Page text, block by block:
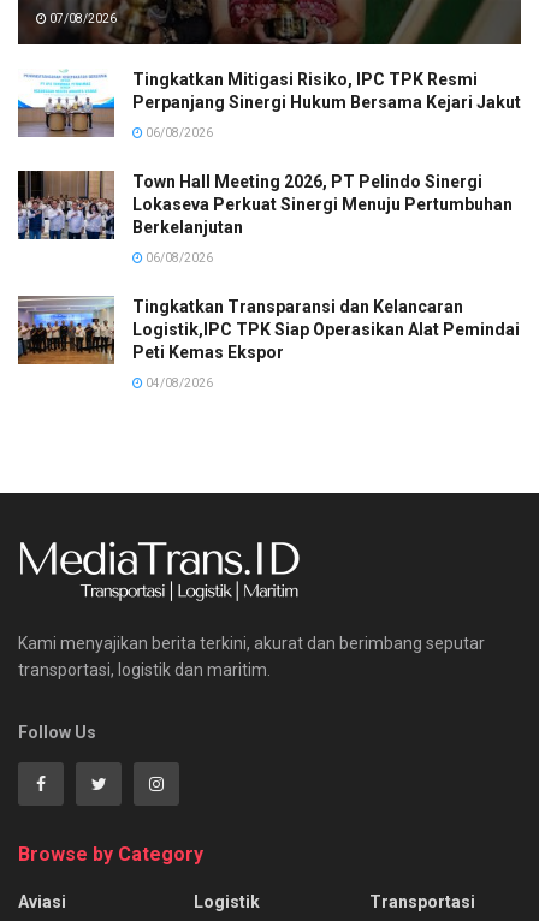
07/08/2026
Tingkatkan Mitigasi Risiko, IPC TPK Resmi
Perpanjang Sinergi Hukum Bersama Kejari Jakut
06/08/2026
Town Hall Meeting 2026, PT Pelindo Sinergi
Lokaseva Perkuat Sinergi Menuju Pertumbuhan
Berkelanjutan
06/08/2026
Tingkatkan Transparansi dan Kelancaran
Logistik,IPC TPK Siap Operasikan Alat Pemindai
Peti Kemas Ekspor
04/08/2026
Kami menyajikan berita terkini, akurat dan berimbang seputar
transportasi, logistik dan maritim.
Follow Us
Browse by Category
Aviasi
Logistik
Transportasi